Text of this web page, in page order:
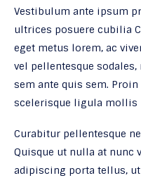
Vestibulum ante ipsum
ultrices posuere cubilia
eget metus lorem, ac
vel pellentesque
sem ante quis sem.
scelerisque ligula mollis
Curabitur pellentesque
Quisque ut nulla at nunc
adipiscing porta tellus,